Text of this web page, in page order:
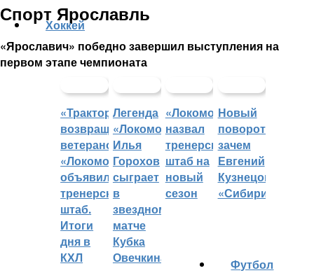
Спорт Ярославль
«Ярославич» победно завершил выступления на
первом этапе чемпионата
Хоккей
«Трактор»
возвращает
ветеранов,
«Локомотив»
объявил
тренерский
штаб.
Итоги
дня в
КХЛ
Легенда
«Локомотива»
Илья
Горохов
сыграет
в
звездном
матче
Кубка
Овечкина
«Локомотив»
назвал
тренерский
штаб на
новый
сезон
Новый
поворот:
зачем
Евгений
Кузнецов
«Сибири»?
Футбол